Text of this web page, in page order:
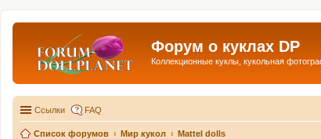
Форум о куклах DP
Коллекционные куклы, кукольная
Ссылки FAQ
Список форумов Мир кукол Mattel dolls